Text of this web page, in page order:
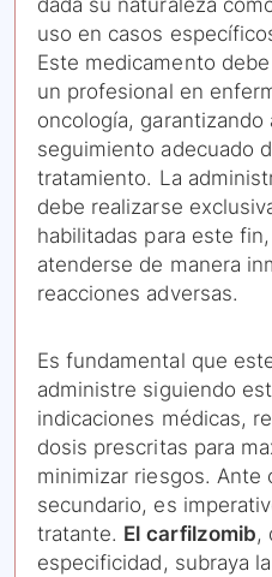
dada su naturaleza
uso en casos
Este medicamento
un profesional en
oncología, garantizando
seguimiento adecuado
tratamiento. La
debe realizarse
habilitadas para este
atenderse de manera
reacciones adversas.
Es fundamental que
administre siguiendo
indicaciones médicas,
dosis prescritas para
minimizar riesgos. Ante
secundario, es
tratante. El carfilzomib,
especificidad, subraya